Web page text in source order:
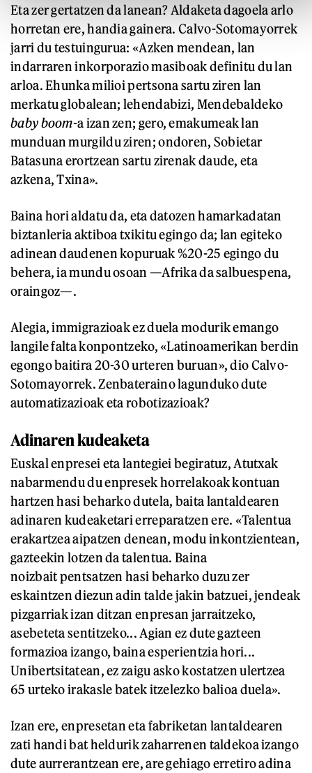
Eta zer gertatzen da lanean? Aldaketa dagoela arlo
horretan ere, handia gainera. Calvo-Sotomayorrek
jarri du testuingurua: «Azken mendean, lan
indarraren inkorporazio masiboak definitu du lan
arloa. Ehunka milioi pertsona sartu ziren lan
merkatu globalean; lehendabizi, Mendebaldeko
baby boom-a izan zen; gero, emakumeak lan
munduan murgildu ziren; ondoren, Sobietar
Batasuna erortzean sartu zirenak daude, eta
azkena, Txina».
Baina hori aldatu da, eta datozen hamarkadatan
biztanleria aktiboa txikitu egingo da; lan egiteko
adinean daudenen kopuruak %20-25 egingo du
behera, ia mundu osoan —Afrika da salbuespena,
oraingoz—.
Alegia, immigrazioak ez duela modurik emango
langile falta konpontzeko, «Latinoamerikan berdin
egongo baitira 20-30 urteren buruan», dio Calvo-
Sotomayorrek. Zenbateraino lagunduko dute
automatizazioak eta robotizazioak?
Adinaren kudeaketa
Euskal enpresei eta lantegiei begiratuz, Atutxak
nabarmendu du enpresek horrelakoak kontuan
hartzen hasi beharko dutela, baita lantaldearen
adinaren kudeaketari erreparatzen ere. «Talentua
erakartzea aipatzen denean, modu inkontzientean,
gazteekin lotzen da talentua. Baina
noizbait pentsatzen hasi beharko duzu zer
eskaintzen diezun adin talde jakin batzuei, jendeak
pizgarriak izan ditzan enpresan jarraitzeko,
asebeteta sentitzeko... Agian ez dute gazteen
formazioa izango, baina esperientzia hori...
Unibertsitatean, ez zaigu asko kostatzen ulertzea
65 urteko irakasle batek itzelezko balioa duela».
Izan ere, enpresetan eta fabriketan lantaldearen
zati handi bat heldurik zaharrenen taldekoa izango
dute aurrerantzean ere, are gehiago erretiro adina